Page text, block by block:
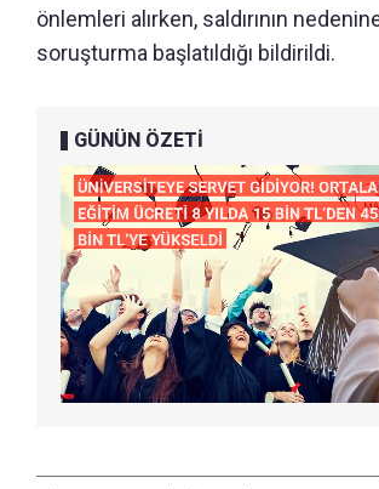
önlemleri alırken, saldırının
soruşturma başlatıldığı bildirildi.
GÜNÜN ÖZETİ